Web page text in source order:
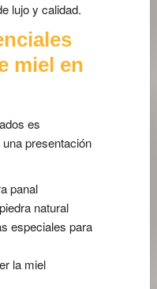
lujo y calidad.
miel en
es
presentación
panal
natural
especiales para
la miel